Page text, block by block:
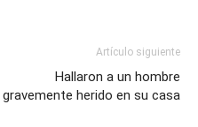
Artículo siguiente
Hallaron a un hombre
gravemente herido en su casa